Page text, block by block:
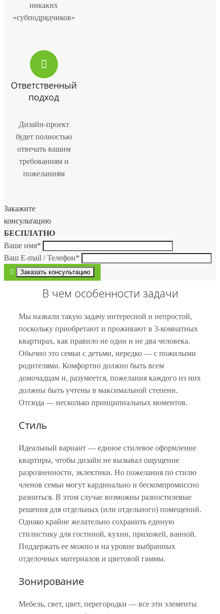
никаких
«субподрядчиков»
Ответственный
подход
Дизайн-проект
будет полностью
отвечать вашим
требованиям и
пожеланиям
Закажите
консультацию
БЕСПЛАТНО
Ваше имя*
Ваш E-mail / Телефон*
В чем особенности задачи
Мы назвали такую задачу интересной и непростой,
поскольку приобретают и проживают в 3-комнатных
квартирах, как правило не один и не два человека.
Обычно это семьи с детьми, нередко — с пожилыми
родителями. Комфортно должно быть всем
домочадцам и, разумеется, пожелания каждого из них
должны быть учтены в максимальной степени.
Отсюда — несколько принципиальных моментов.
Стиль
Идеальный вариант — единое стилевое оформление
квартиры, чтобы дизайн не вызывал ощущение
разрозненности, эклектики. Но пожелания по стилю
членов семьи могут кардинально и бескомпромиссно
разниться. В этом случае возможны разностилевые
решения для отдельных (или отдельного) помещений.
Однако крайне желательно сохранить единую
стилистику для гостиной, кухни, прихожей, ванной.
Поддержать ее можно и на уровне выбранных
отделочных материалов и цветовой гаммы.
Зонирование
Мебель, свет, цвет, перегородки — все эти элементы